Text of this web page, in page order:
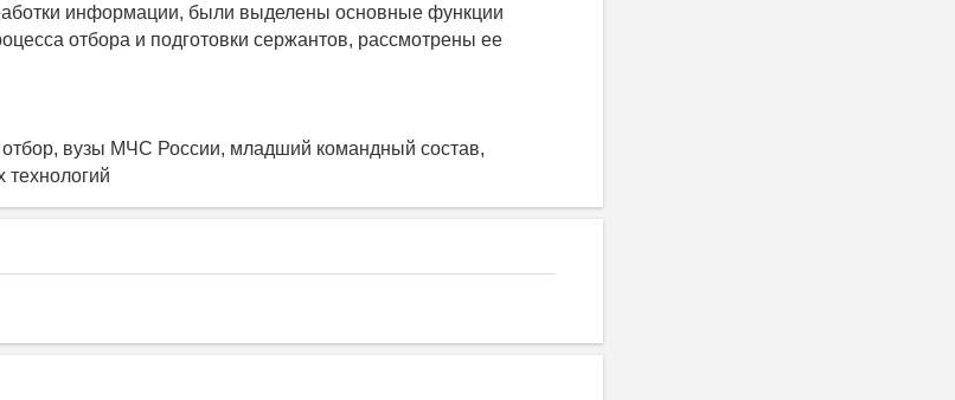
информации, были выделены основные функции
отбора и подготовки сержантов, рассмотрены ее
вузы МЧС России, младший командный состав,